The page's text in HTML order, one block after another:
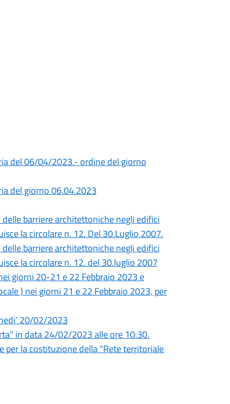
del 06/04/2023.- ordine del giorno
del giorno 06.04.2023
barriere architettoniche negli edifici
la circolare n. 12. Del 30.Luglio 2007.
barriere architettoniche negli edifici
la circolare n. 12. del 30.luglio 2007
giorni 20-21 e 22 Febbraio 2023 e
) nei giorni 21 e 22 Febbraio 2023, per
20/02/2023
in data 24/02/2023 alle ore 10:30.
la costituzione della "Rete territoriale